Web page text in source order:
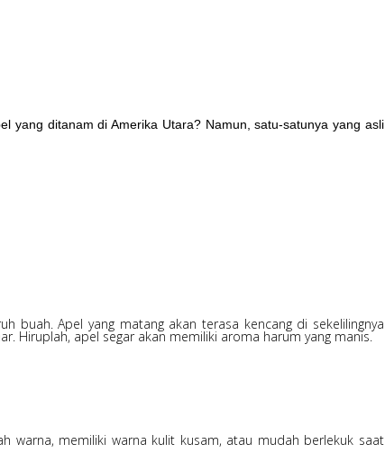
yang ditanam di Amerika Utara? Namun, satu-satunya yang asli
buah. Apel yang matang akan terasa kencang di sekelilingnya
Hiruplah, apel segar akan memiliki aroma harum yang manis.
warna, memiliki warna kulit kusam, atau mudah berlekuk saat